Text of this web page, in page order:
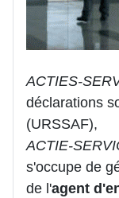
ACTIES-
déclarations
(URSSAF),
ACTIE-
s'occupe de
de l'agent